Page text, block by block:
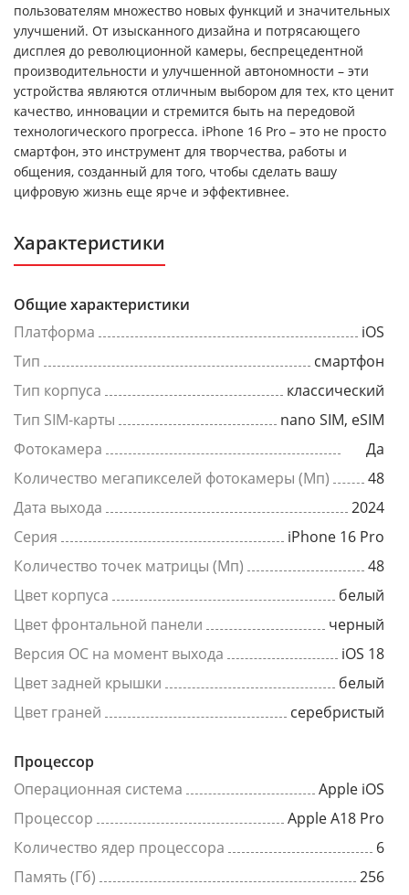
пользователям множество новых функций и значительных
улучшений. От изысканного дизайна и потрясающего
дисплея до революционной камеры, беспрецедентной
производительности и улучшенной автономности – эти
устройства являются отличным выбором для тех, кто ценит
качество, инновации и стремится быть на передовой
технологического прогресса. iPhone 16 Pro – это не просто
смартфон, это инструмент для творчества, работы и
общения, созданный для того, чтобы сделать вашу
цифровую жизнь еще ярче и эффективнее.
Характеристики
Общие характеристики
Платформа
iOS
Тип
смартфон
Тип корпуса
классический
Тип SIM-карты
nano SIM, eSIM
Фотокамера
Да
Количество мегапикселей фотокамеры (Мп)
48
Дата выхода
2024
Серия
iPhone 16 Pro
Количество точек матрицы (Мп)
48
Цвет корпуса
белый
Цвет фронтальной панели
черный
Версия ОС на момент выхода
iOS 18
Цвет задней крышки
белый
Цвет граней
серебристый
Процессор
Операционная система
Apple iOS
Процессор
Apple A18 Pro
Количество ядер процессора
6
Память (Гб)
256